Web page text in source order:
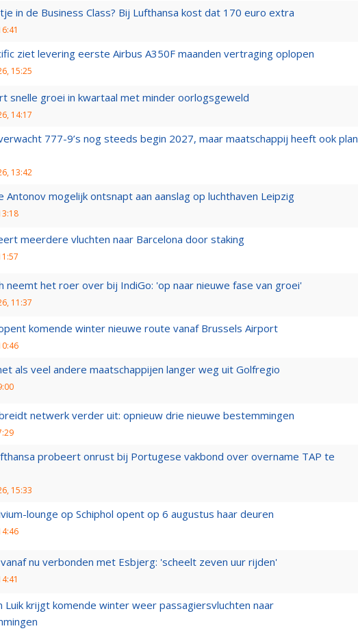
in de Business Class? Bij Lufthansa kost dat 170 euro extra
ziet levering eerste Airbus A350F maanden vertraging oplopen
15:25
snelle groei in kwartaal met minder oorlogsgeweld
14:17
777-9’s nog steeds begin 2027, maar maatschappij heeft ook plan
13:42
Antonov mogelijk ontsnapt aan aanslag op luchthaven Leipzig
meerdere vluchten naar Barcelona door staking
neemt het roer over bij IndiGo: 'op naar nieuwe fase van groei'
11:37
komende winter nieuwe route vanaf Brussels Airport
als veel andere maatschappijen langer weg uit Golfregio
netwerk verder uit: opnieuw drie nieuwe bestemmingen
probeert onrust bij Portugese vakbond over overname TAP te
15:33
lounge op Schiphol opent op 6 augustus haar deuren
nu verbonden met Esbjerg: 'scheelt zeven uur rijden'
Luik krijgt komende winter weer passagiersvluchten naar